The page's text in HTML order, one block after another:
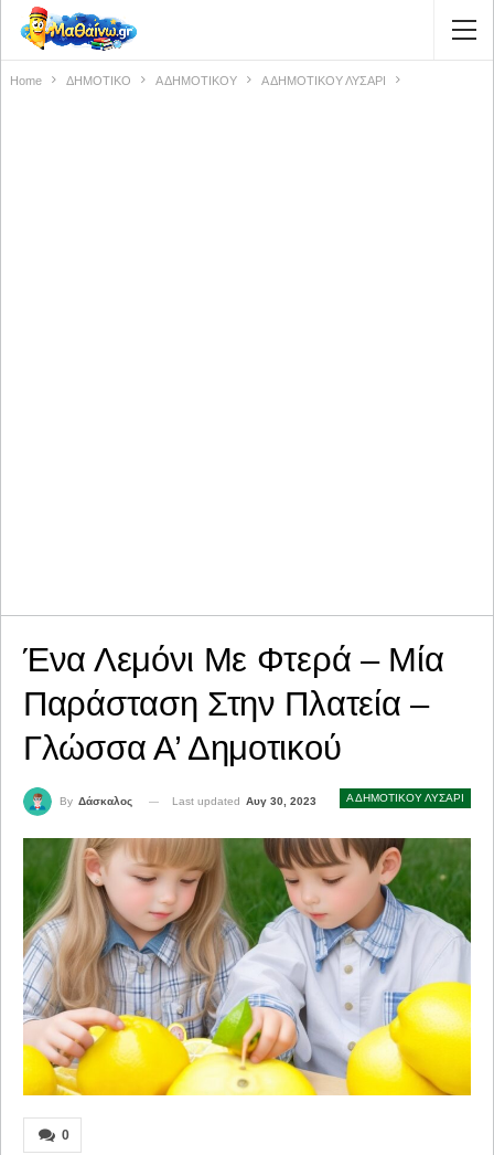
Home ΔΗΜΟΤΙΚΟ Α ΔΗΜΟΤΙΚΟΥ Α ΔΗΜΟΤΙΚΟΥ ΛΥΣΑΡΙ
Ένα Λεμόνι Με Φτερά – Μία
Παράσταση Στην Πλατεία –
Γλώσσα Α’ Δημοτικού
Α ΔΗΜΟΤΙΚΟΥ ΛΥΣΑΡΙ
By Δάσκαλος Last updated Αυγ 30, 2023
0